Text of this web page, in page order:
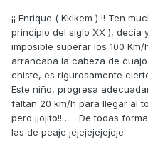
¡¡ Enrique ( Kkikem ) !! Ten
principio del siglo XX ), decía
imposible superar los 100
arrancaba la cabeza de
chiste, es rigurosamente
Este niño, progresa
faltan 20 km/h para llegar al
pero ¡¡ojito!! ... . De todas
las de peaje jejejejejejeje.